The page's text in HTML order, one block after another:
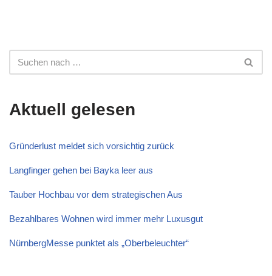
Aktuell gelesen
Gründerlust meldet sich vorsichtig zurück
Langfinger gehen bei Bayka leer aus
Tauber Hochbau vor dem strategischen Aus
Bezahlbares Wohnen wird immer mehr Luxusgut
NürnbergMesse punktet als „Oberbeleuchter“